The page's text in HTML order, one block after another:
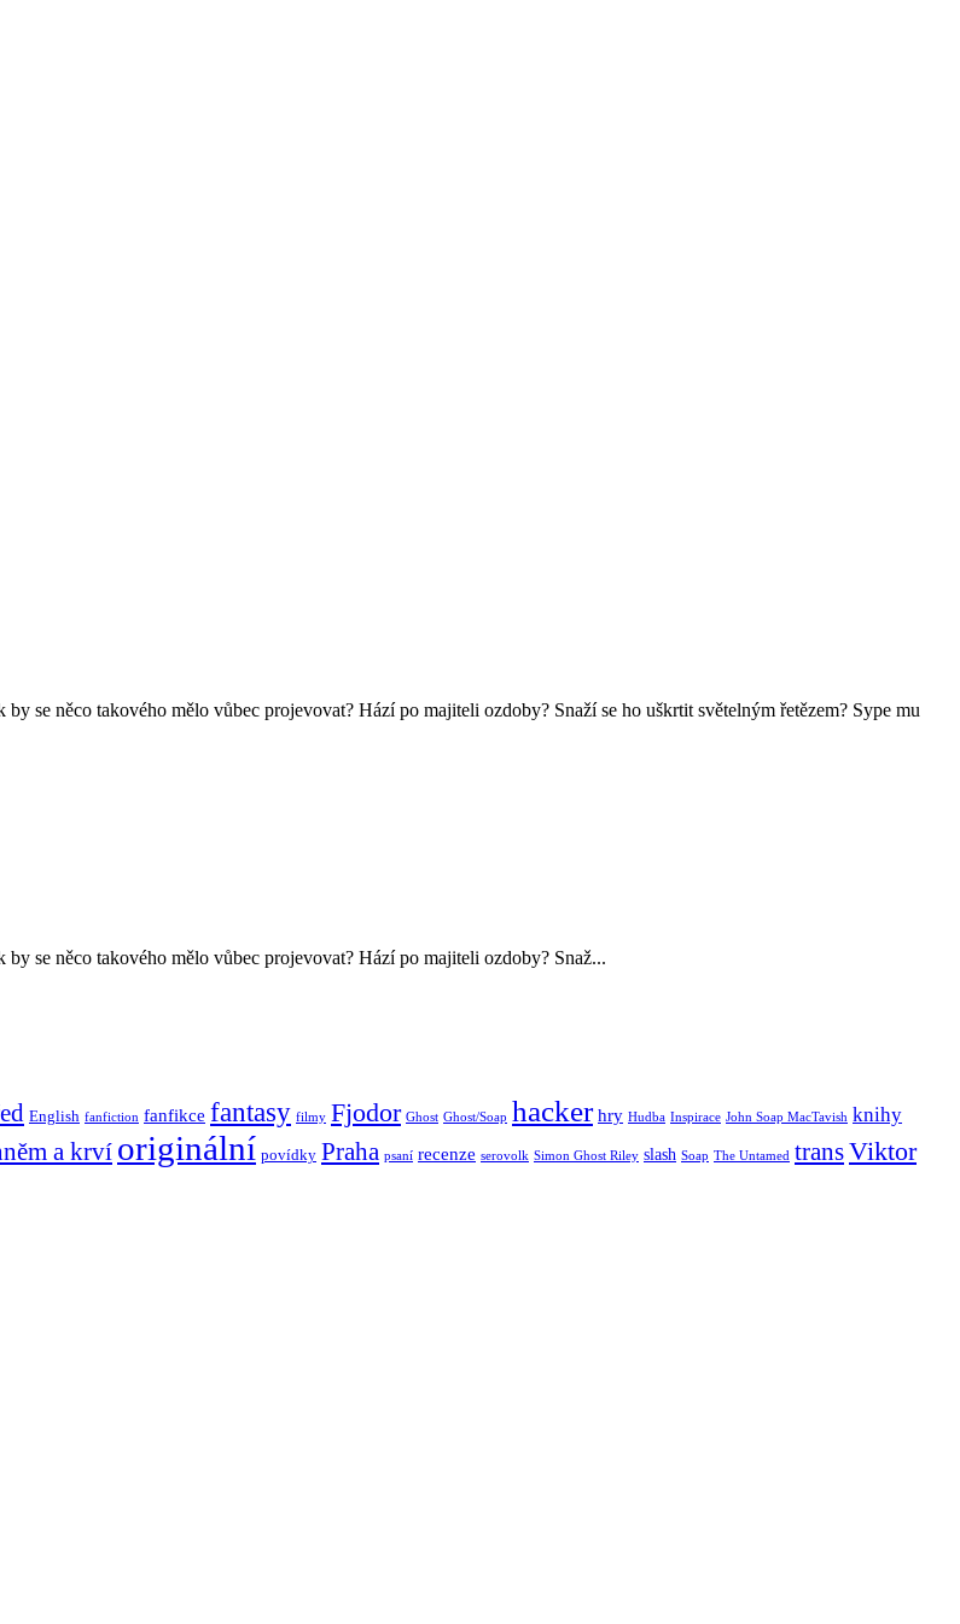
se něco takového mělo vůbec projevovat? Hází po majiteli ozdoby? Snaží se ho uškrtit světelným řetězem? Sype mu
se něco takového mělo vůbec projevovat? Hází po majiteli ozdoby? Snaž...
English fanfiction fanfikce fantasy filmy Fjodor Ghost Ghost/Soap hacker hry Hudba Inspirace John Soap MacTavish knihy
a krví originální povídky Praha psaní recenze serovolk Simon Ghost Riley slash Soap The Untamed transViktor